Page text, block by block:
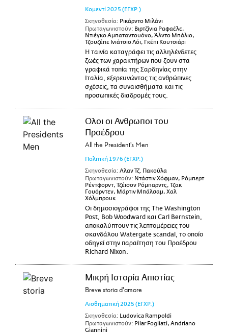
Κομεντί 2025 (ΕΓΧΡ.)
Σκηνοθεσία: Ρικάρντο Μιλάνι
Πρωταγωνιστούν: Βιρτζίνια Ραφαέλε,
Ντιέγκο Αμπαταντουόνο, Άλντο Μπάλιο,
Τζουζέπε Ινιάτσιο Λόι, Γκέπι Κουτσιάρι
Η ταινία καταγράφει τις αλληλένδετες
ζωές των χαρακτήρων που ζουν στα
γραφικά τοπία της Σαρδηνίας στην
Ιταλία, εξερευνώντας τις ανθρώπινες
σχέσεις, τα συναισθήματα και τις
προσωπικές διαδρομές τους.
Ολοι οι Ανθρωποι του
Προέδρου
All the President's Men
Πολιτική1976 (ΕΓΧΡ.)
Σκηνοθεσία: Αλαν Τζ. Πακούλα
Πρωταγωνιστούν: Ντάστιν Χόφμαν, Ρόμπερτ
Ρέντφορντ, Τζέισον Ρόμπαρντς, Τζακ
Γουόρντεν, Μάρτιν Μπάλσαμ, Χαλ
Χόλμπρουκ
Οι δημοσιογράφοι της The Washington
Post, Bob Woodward και Carl Bernstein,
αποκαλύπτουν τις λεπτομέρειες του
σκανδάλου Watergate scandal, το οποίο
οδηγεί στην παραίτηση του Προέδρου
Richard Nixon.
Μικρή Ιστορία Απιστίας
Breve storia d'amore
Αισθηματική 2025 (ΕΓΧΡ.)
Σκηνοθεσία: Ludovica Rampoldi
Πρωταγωνιστούν: Pilar Fogliati, Andriano
Giannini